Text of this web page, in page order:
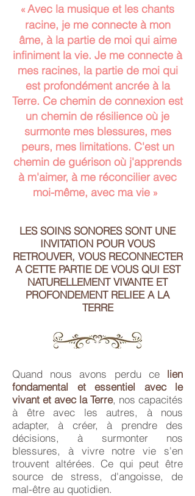
«Avec la musique et les chants
racine, je me connecte à mon
âme, à la partie de moi qui aime
infiniment la vie. Je me connecte à
mes racines, la partie de moi qui
est profondément ancrée à la
Terre. Ce chemin de connexion est
un chemin de résilience où je
surmonte mes blessures, mes
peurs, mes limitations. C'est un
chemin de guérison où j'apprends
à m'aimer, à me réconcilier avec
moi-même, avec ma vie »
LES SOINS SONORES SONT UNE
INVITATION POUR VOUS
RETROUVER, VOUS RECONNECTER
A CETTE PARTIE DE VOUS QUI EST
NATURELLEMENT VIVANTE ET
PROFONDEMENT RELIEE A LA
TERRE
Quand nous avons perdu ce lien
fondamental et essentiel avec le
vivant et avec la Terre, nos capacités
à être avec les autres, à nous
adapter, à créer, à prendre des
décisions, à surmonter nos
blessures, à vivre notre vie s'en
trouvent altérées. Ce qui peut être
source de stress, d'angoisse, de
mal-être au quotidien.